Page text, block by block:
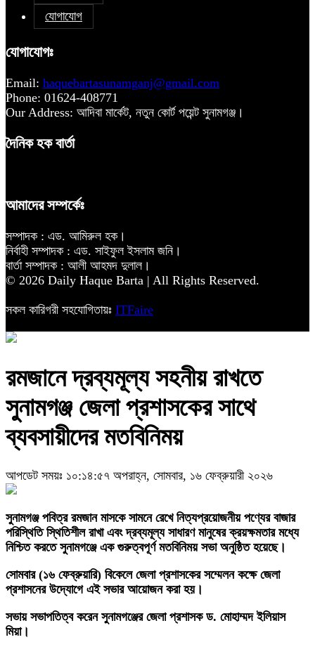
যোগাযোগ
যোগাযোগঃ
Email: haquebartasunamganj@gmail.com
Phone: 01624-408771
Our Address: আদিবা মার্কেট, নতুন কোর্ট পয়েন্ট সুনামগঞ্জ।
দৈনিক হক বার্তা
আমাদের সম্পর্কেঃ
সম্পাদক : এড. আমিরুল হক।
নির্বাহী সম্পাদক : এড. সাইফুল ইসলাম জনি।
বার্তা সম্পাদক : আলী আহমদ দুলাল।
© 2026 Daily Haque Barta | All Rights Reserved.
সকল কারিগরী সহযোগিতায়ঃ ITFaire
‎রমজানে দ্রব্যমূল্য সহনীয় রাখতে
সুনামগঞ্জ জেলা প্রশাসকের সাথে
ব্যবসায়ীদের মতবিনিময়
আপডেট সময়ঃ ১০:১৪:৫৭ অপরাহ্ন, সোমবার, ১৬ ফেব্রুয়ারী ২০২৬
সুনামগঞ্জ পবিত্র রমজান মাসকে সামনে রেখে নিত্যপ্রয়োজনীয় পণ্যের বাজার
পরিস্থিতি স্থিতিশীল রাখা এবং দ্রব্যমূল্য সাধারণ মানুষের ক্রয়ক্ষমতার মধ্যে
নিশ্চিত করতে সুনামগঞ্জে এক গুরুত্বপূর্ণ মতবিনিময় সভা অনুষ্ঠিত হয়েছে।
সোমবার (১৬ ফেব্রুয়ারি) বিকেলে জেলা প্রশাসকের সম্মেলন কক্ষে জেলা
প্রশাসনের উদ্যোগে এই সভার আয়োজন করা হয়।
‎সভায় সভাপতিত্ব করেন সুনামগঞ্জের জেলা প্রশাসক ড. মোহাম্মদ ইলিয়াস
মিয়া।